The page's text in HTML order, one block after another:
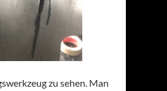
zu sehen. Man